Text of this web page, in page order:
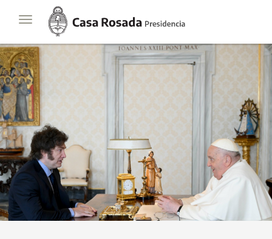
Toggle
navigation
Casa
Rosada
Presidencia
de
Presidencia Contacto Suscribite